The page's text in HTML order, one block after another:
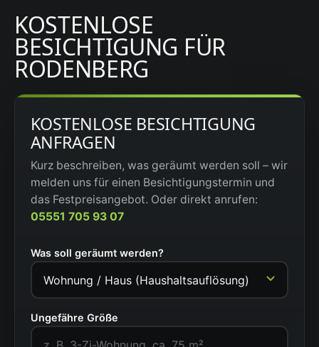
KOSTENLOSE
BESICHTIGUNG FÜR
RODENBERG
KOSTENLOSE BESICHTIGUNG
ANFRAGEN
Kurz beschreiben, was geräumt werden soll – wir
melden uns für einen Besichtigungstermin und
das Festpreisangebot. Oder direkt anrufen:
05551 705 93 07
Was soll geräumt werden?
Ungefähre Größe